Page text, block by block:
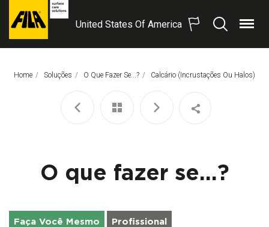
FILA
S.p.A.
United States Of America
ProcurarMenu
Home Soluções O Que Fazer Se...? Página Atual:
Calcário (incrustações Ou Halos)
O que fazer se...?
Faça Você Mesmo Profissional